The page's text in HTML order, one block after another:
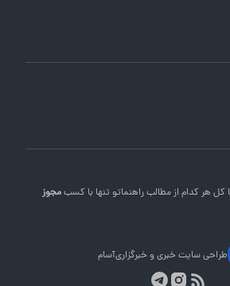
راهنماتو تنها با کسبمجوز
طراحی سایت خبری و خبرگزاریآسام